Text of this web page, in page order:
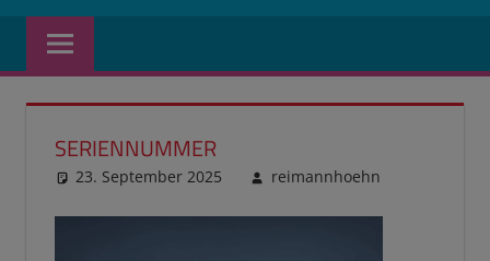
SERIENNUMMER
23. September 2025 reimannhoehn